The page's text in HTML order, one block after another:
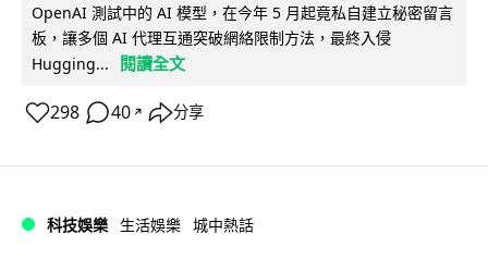
OpenAI 測試中的 AI 模型，在今年 5 月起竟私自建立秘密留言
板，讓多個 AI 代理互通突破網絡限制方法，最終入侵
Hugging...
閱讀全文
298 40 ↗ 分享
科技娛樂 生活娛樂 城中熱話